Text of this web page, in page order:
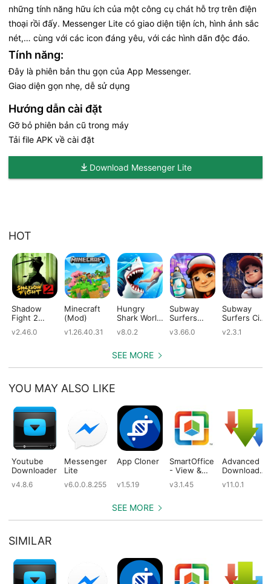
những tính năng hữu ích của một công cụ chát hỗ trợ trên điện
thoại rồi đấy. Messenger Lite có giao diện tiện ích, hình ảnh sắc
nét,… cùng với các icon đáng yêu, với các hình dãn độc đáo.
Tính năng:
Đây là phiên bản thu gọn của App Messenger.
Giao diện gọn nhẹ, dễ sử dụng
Hướng dẫn cài đặt
Gỡ bỏ phiên bản cũ trong máy
Tải file APK về cài đặt
Download Messenger Lite
HOT
Shadow
Fight 2
v2.46.0
Minecraft
(Mod)
v1.26.40.31
Hungry
Shark World
v8.0.2
Subway
Surfers
v3.66.0
Subway
Surfers City
v2.3.1
SEE MORE
YOU MAY ALSO LIKE
Youtube
Downloader
v4.8.6
Messenger
Lite
v6.0.0.8.255
App Cloner
v1.5.19
SmartOffice
- View &
Office files
v3.1.45
Advanced
Download
Pro
v11.0.1
SEE MORE
SIMILAR